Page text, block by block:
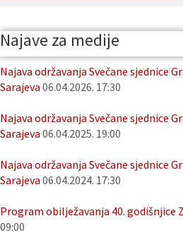
Najave za medije
Najava održavanja Svečane sjednice
Sarajeva 06.04.2026. 17:30
Najava održavanja Svečane sjednice
Sarajeva 06.04.2025. 19:00
Najava održavanja Svečane sjednice
Sarajeva 06.04.2024. 17:30
Program obilježavanja 40. godišnjice
09:00